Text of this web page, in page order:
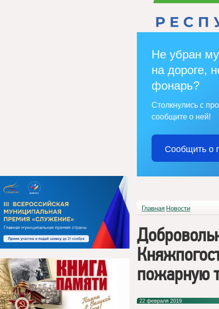
Не убран
на дороге,
фонарь?
Столкнулись с
сообщите о ней!
Сообщить о
Главная Новости
пожарную
22 февраля 2019